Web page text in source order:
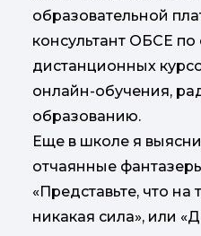
образовательной
консультант ОБСЕ
дистанционных
онлайн-обучения,
образованию.
Еще в школе я
отчаянные
«Представьте, что на
никакая сила», или